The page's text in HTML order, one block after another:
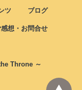
ツ ブログ
想・お問合せ
Throne ～